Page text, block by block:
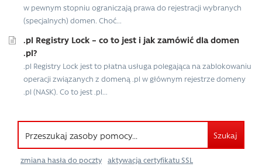
w pewnym stopniu ograniczają prawa do rejestracji wybranych
(specjalnych) domen. Choć...
.pl Registry Lock – co to jest i jak zamówić dla domen
.pl?
.pl Registry Lock jest to płatna usługa polegająca na zablokowaniu
operacji związanych z domeną .pl w głównym rejestrze domeny
.pl (NASK). Co to jest .pl...
Szukaj
zmiana hasła do poczty
aktywacja certyfikatu SSL